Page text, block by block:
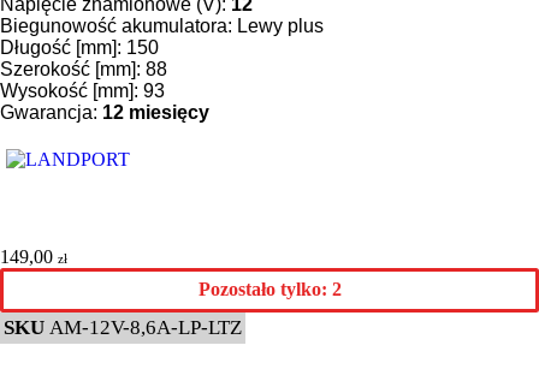
Biegunowość akumulatora: Lewy plus
Długość [mm]: 150
Szerokość [mm]: 88
Wysokość [mm]: 93
Gwarancja: 12 miesięcy
149,00 zł
Pozostało tylko: 2
SKU AM-12V-8,6A-LP-LTZ